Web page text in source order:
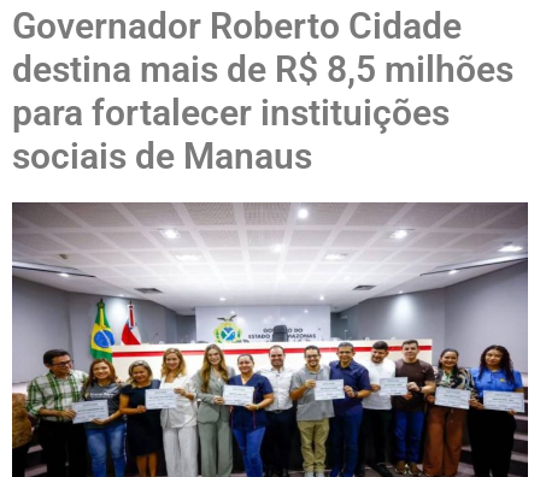
Governador Roberto Cidade
destina mais de R$ 8,5 milhões
para fortalecer instituições
sociais de Manaus